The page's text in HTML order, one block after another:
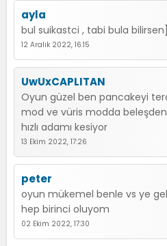
ayla
bul suikastci , tabi bula bilirsen]
12 Aralık 2022, 16:15
UwUxCAPLITAN
Oyun güzel ben pancakeyi
mod ve vüris modda
hızlı adamı kesiyor
13 Ekim 2022, 17:26
peter
oyun mükemel benle vs ye
hep birinci oluyom
02 Ekim 2022, 17:30